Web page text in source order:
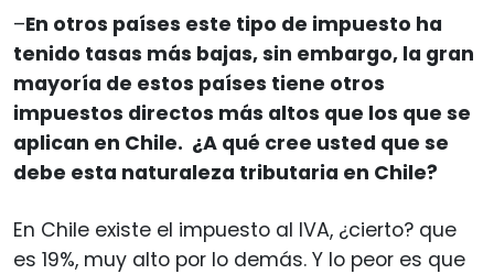
–En otros países este tipo de impuesto ha
tenido tasas más bajas, sin embargo, la gran
mayoría de estos países tiene otros
impuestos directos más altos que los que se
aplican en Chile. ¿A qué cree usted que se
debe esta naturaleza tributaria en Chile?
En Chile existe el impuesto al IVA, ¿cierto? que
es 19%, muy alto por lo demás. Y lo peor es que